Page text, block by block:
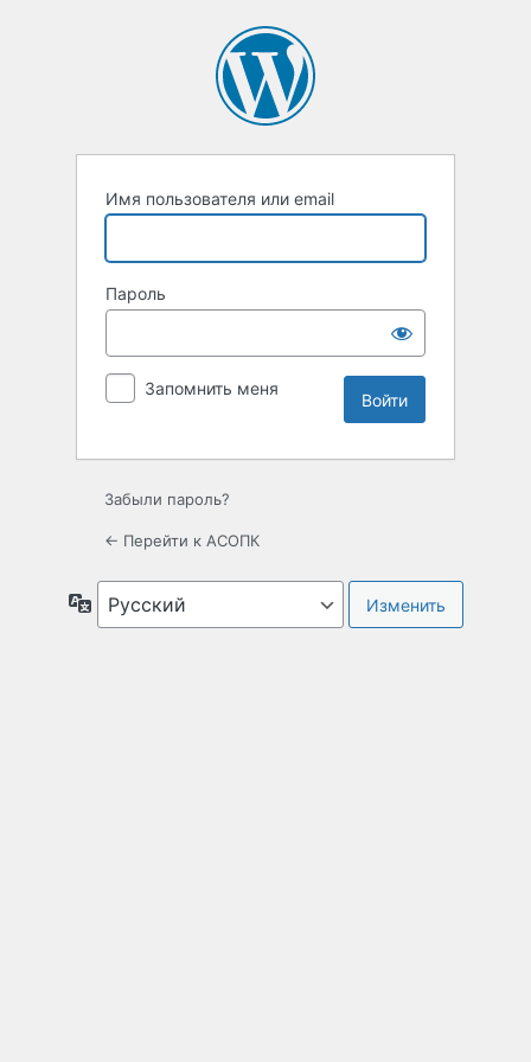
Имя пользователя или email
Пароль
Запомнить меня
Забыли пароль?
← Перейти к АСОПК
Язык